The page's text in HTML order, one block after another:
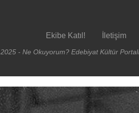
Ekibe Katıl! İletişim
2025 - Ne Okuyorum? Edebiyat Kültür Portalı